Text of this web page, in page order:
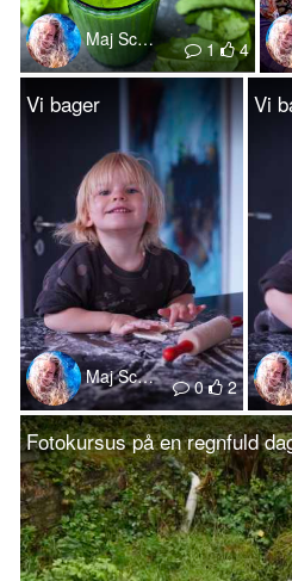
Maj Schjøth 1 4
Vi bager
Maj Schjøth 0 2
Vi
Fotokursus på en regnfuld